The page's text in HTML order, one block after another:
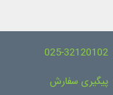
025-32120102
پیگیری سفارش